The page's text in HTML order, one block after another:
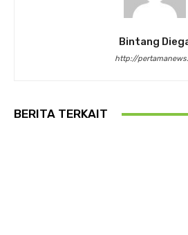
Bintang
http://
BERITA TERKAIT